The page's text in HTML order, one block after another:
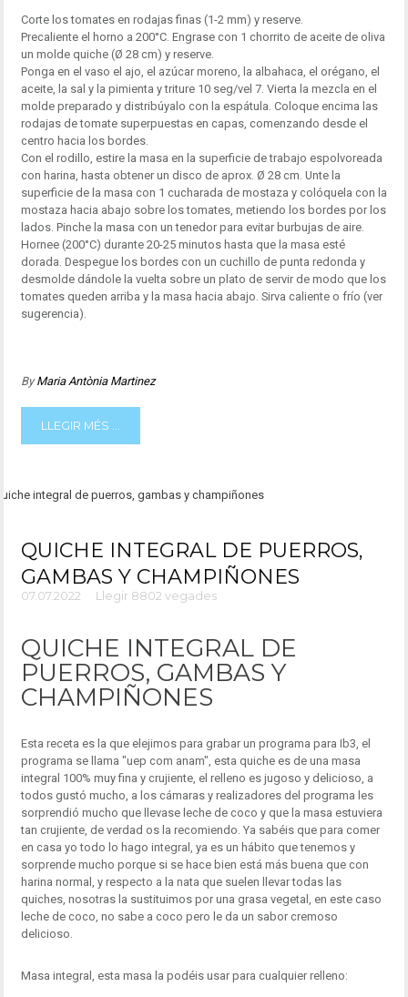
Corte los tomates en rodajas finas (1-2 mm) y reserve.
Precaliente el horno a 200°C. Engrase con 1 chorrito de aceite de oliva
un molde quiche (Ø 28 cm) y reserve.
Ponga en el vaso el ajo, el azúcar moreno, la albahaca, el orégano, el
aceite, la sal y la pimienta y triture 10 seg/vel 7. Vierta la mezcla en el
molde preparado y distribúyalo con la espátula. Coloque encima las
rodajas de tomate superpuestas en capas, comenzando desde el
centro hacia los bordes.
Con el rodillo, estire la masa en la superficie de trabajo espolvoreada
con harina, hasta obtener un disco de aprox. Ø 28 cm. Unte la
superficie de la masa con 1 cucharada de mostaza y colóquela con la
mostaza hacia abajo sobre los tomates, metiendo los bordes por los
lados. Pinche la masa con un tenedor para evitar burbujas de aire.
Hornee (200°C) durante 20-25 minutos hasta que la masa esté
dorada. Despegue los bordes con un cuchillo de punta redonda y
desmolde dándole la vuelta sobre un plato de servir de modo que los
tomates queden arriba y la masa hacia abajo. Sirva caliente o frío (ver
sugerencia).
ByMaria Antònia Martinez
LLEGIR MÉS ...
QUICHE INTEGRAL DE PUERROS,
GAMBAS Y CHAMPIÑONES
07.07.2022 Llegir 8802 vegades
QUICHE INTEGRAL DE
PUERROS, GAMBAS Y
CHAMPIÑONES
Esta receta es la que elejimos para grabar un programa para Ib3, el
programa se llama "uep com anam", esta quiche es de una masa
integral 100% muy fina y crujiente, el relleno es jugoso y delicioso, a
todos gustó mucho, a los cámaras y realizadores del programa les
sorprendió mucho que llevase leche de coco y que la masa estuviera
tan crujiente, de verdad os la recomiendo. Ya sabéis que para comer
en casa yo todo lo hago integral, ya es un hábito que tenemos y
sorprende mucho porque si se hace bien está más buena que con
harina normal, y respecto a la nata que suelen llevar todas las
quiches, nosotras la sustituimos por una grasa vegetal, en este caso
leche de coco, no sabe a coco pero le da un sabor cremoso
delicioso.
Masa integral, esta masa la podéis usar para cualquier relleno: